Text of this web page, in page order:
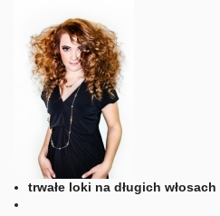
trwałe loki na długich włosach